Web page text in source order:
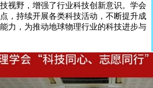
视野，增强了行业科技创新意识。学会
，持续开展各类科技活动，不断提升成
力，为推动地球物理行业的科技进步与